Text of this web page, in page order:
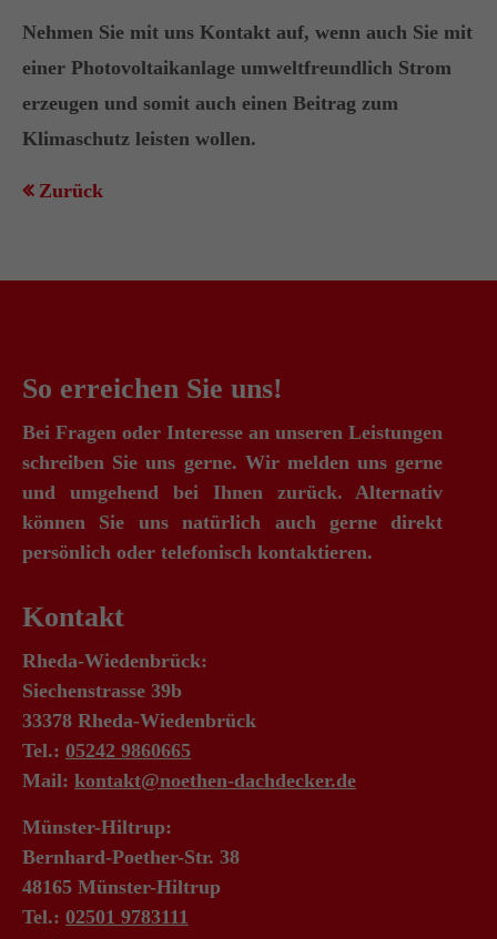
Nehmen Sie mit uns Kontakt auf, wenn auch Sie mit
einer Photovoltaikanlage umweltfreundlich Strom
erzeugen und somit auch einen Beitrag zum
Klimaschutz leisten wollen.
Zurück
So erreichen Sie uns!
Bei Fragen oder Interesse an unseren Leistungen
schreiben Sie uns gerne. Wir melden uns gerne
und umgehend bei Ihnen zurück. Alternativ
können Sie uns natürlich auch gerne direkt
persönlich oder telefonisch kontaktieren.
Kontakt
Rheda-Wiedenbrück:
Siechenstrasse 39b
33378 Rheda-Wiedenbrück
Tel.: 05242 9860665
Mail: kontakt@noethen-dachdecker.de
Münster-Hiltrup:
Bernhard-Poether-Str. 38
48165 Münster-Hiltrup
Tel.: 02501 9783111